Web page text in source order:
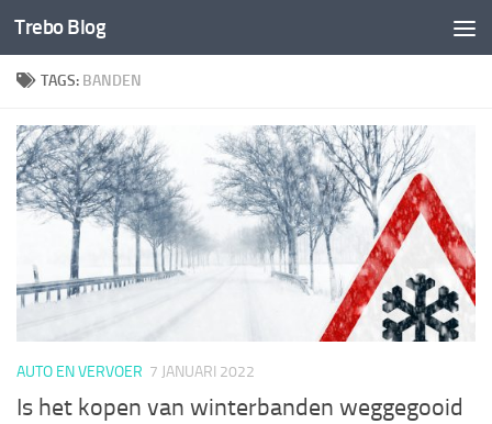
Doorgaan naar inhoud
Trebo Blog
TAGS: BANDEN
AUTO EN VERVOER 7 JANUARI 2022
Is het kopen van winterbanden weggegooid